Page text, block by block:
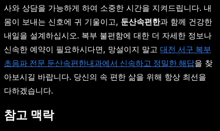
사와 상담을 가능하게 하여 소중한 시간을 지켜드립니다. 내
몸이 보내는 신호에 귀 기울이고, 둔산속편한과 함께 건강한
내일을 설계하십시오. 복부 불편함에 대한 더 자세한 정보나
신속한 예약이 필요하시다면, 망설이지 말고 대전 서구 복부
초음파 전문 둔산속편한내과에서 신속하고 정밀한 해답을 찾
아보시길 바랍니다. 당신의 속 편한 삶을 위해 항상 최선을
다하겠습니다.
참고 맥락